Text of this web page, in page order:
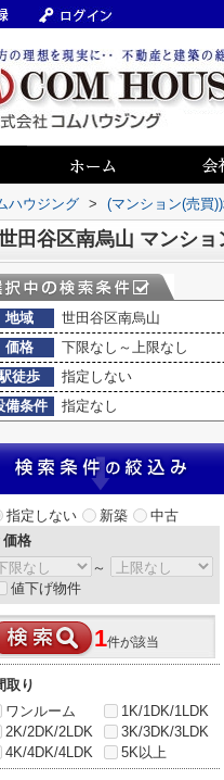
ハウジング > (マンション(売買
田谷区南烏山 マンショ
地域
世田谷区南烏山
価格
下限なし～上限なし
徒歩
指定しない
備条件
指定なし
指定しない 新築
中古
格
～
値下げ物件
1件が該当
取り
ワンルーム
1K/1DK/1LDK
2K/2DK/2LDK
3K/3DK/3LDK
4K/4DK/4LDK
5K以上